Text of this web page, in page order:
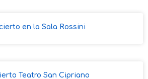
en la Sala Rossini
Teatro San Cipriano